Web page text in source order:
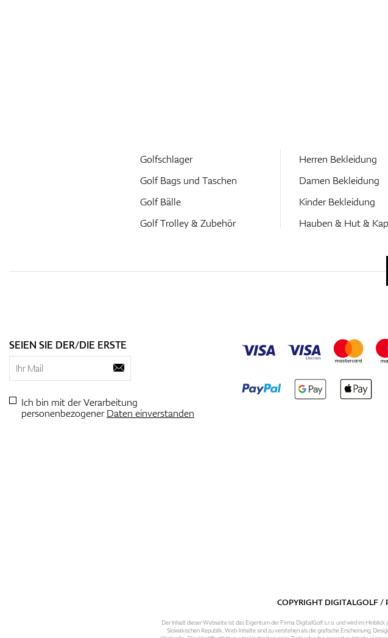
Golfschlager
Golf Bags und Taschen
Golf Bälle
Golf Trolley & Zubehör
Herren Bekleidung
Damen Bekleidung
Kinder Bekleidung
Hauben & Hut &
SEIEN SIE DER/DIE ERSTE
Ich bin mit der Verarbeitung
personenbezogenerDaten einverstanden
COPYRIGHT DIGITALGOLF /
Der Inhalt dieser Webseite ist das Eigentum der Firma DigitalGolf s.r.o. und wird im
Slowakischen Republik. Web-Inhalte sind zu verstehen als die grafische Erscheinung,